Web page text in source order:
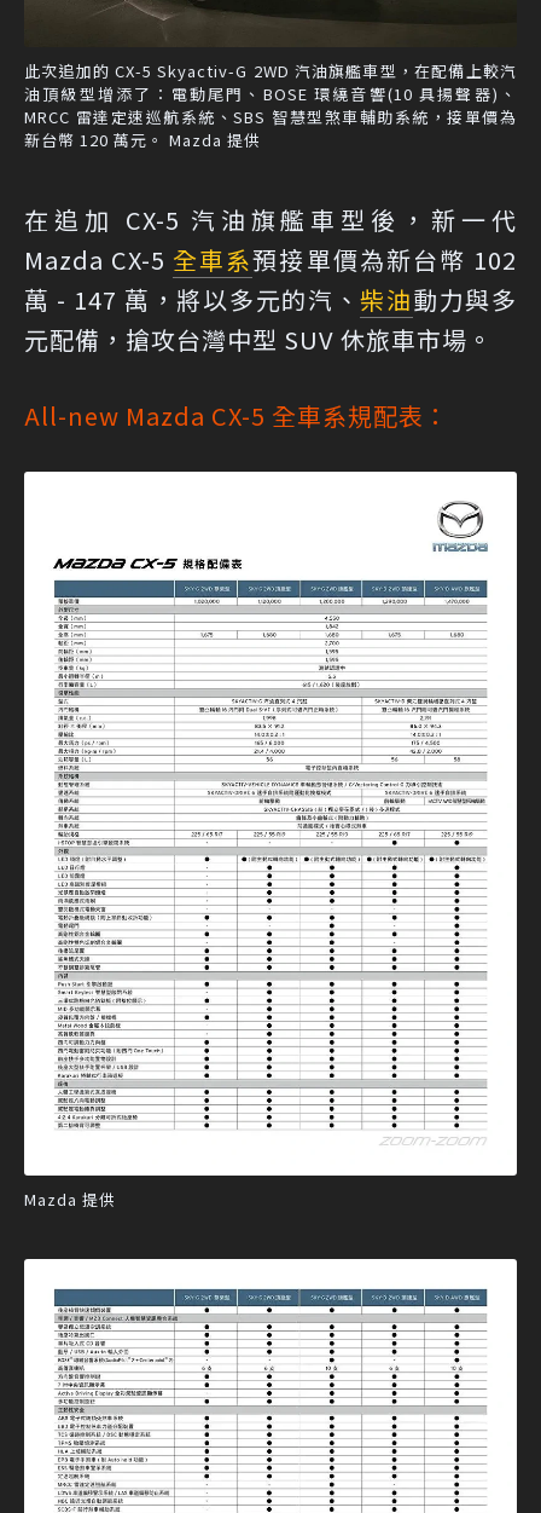
此次追加的 CX-5 Skyactiv-G 2WD 汽油旗艦車型，在配備上較汽
油頂級型增添了：電動尾門、BOSE 環繞音響(10 具揚聲器)、
MRCC 雷達定速巡航系統、SBS 智慧型煞車輔助系統，接單價為
新台幣 120 萬元。 Mazda 提供
在追加 CX-5 汽油旗艦車型後，新一代
Mazda CX-5 全車系預接單價為新台幣 102
萬 - 147 萬，將以多元的汽、柴油動力與多
元配備，搶攻台灣中型 SUV 休旅車市場。
All-new Mazda CX-5 全車系規配表：
Mazda 提供